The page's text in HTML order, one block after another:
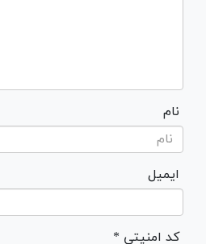
نام
ایمیل
* کد امنیتی